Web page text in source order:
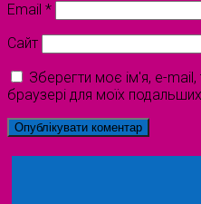
Email *
Сайт
Зберегти моє ім'я, e-
браузері для моїх